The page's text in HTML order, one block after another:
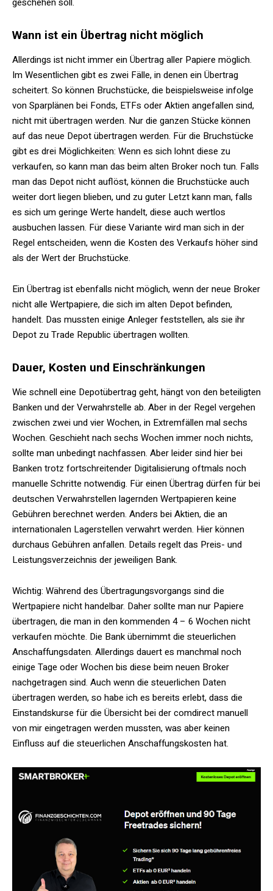
Wann ist ein Übertrag nicht möglich
Allerdings ist nicht immer ein Übertrag aller Papiere möglich.
Im Wesentlichen gibt es zwei Fälle, in denen ein Übertrag
scheitert. So können Bruchstücke, die beispielsweise infolge
von Sparplänen bei Fonds, ETFs oder Aktien angefallen sind,
nicht mit übertragen werden. Nur die ganzen Stücke können
auf das neue Depot übertragen werden. Für die Bruchstücke
gibt es drei Möglichkeiten: Wenn es sich lohnt diese zu
verkaufen, so kann man das beim alten Broker noch tun. Falls
man das Depot nicht auflöst, können die Bruchstücke auch
weiter dort liegen blieben, und zu guter Letzt kann man, falls
es sich um geringe Werte handelt, diese auch wertlos
ausbuchen lassen. Für diese Variante wird man sich in der
Regel entscheiden, wenn die Kosten des Verkaufs höher sind
als der Wert der Bruchstücke.
Ein Übertrag ist ebenfalls nicht möglich, wenn der neue Broker
nicht alle Wertpapiere, die sich im alten Depot befinden,
handelt. Das mussten einige Anleger feststellen, als sie ihr
Depot zu Trade Republic übertragen wollten.
Dauer, Kosten und Einschränkungen
Wie schnell eine Depotübertrag geht, hängt von den beteiligten
Banken und der Verwahrstelle ab. Aber in der Regel vergehen
zwischen zwei und vier Wochen, in Extremfällen mal sechs
Wochen. Geschieht nach sechs Wochen immer noch nichts,
sollte man unbedingt nachfassen. Aber leider sind hier bei
Banken trotz fortschreitender Digitalisierung oftmals noch
manuelle Schritte notwendig. Für einen Übertrag dürfen für bei
deutschen Verwahrstellen lagernden Wertpapieren keine
Gebühren berechnet werden. Anders bei Aktien, die an
internationalen Lagerstellen verwahrt werden. Hier können
durchaus Gebühren anfallen. Details regelt das Preis- und
Leistungsverzeichnis der jeweiligen Bank.
Wichtig: Während des Übertragungsvorgangs sind die
Wertpapiere nicht handelbar. Daher sollte man nur Papiere
übertragen, die man in den kommenden 4 – 6 Wochen nicht
verkaufen möchte. Die Bank übernimmt die steuerlichen
Anschaffungsdaten. Allerdings dauert es manchmal noch
einige Tage oder Wochen bis diese beim neuen Broker
nachgetragen sind. Auch wenn die steuerlichen Daten
übertragen werden, so habe ich es bereits erlebt, dass die
Einstandskurse für die Übersicht bei der comdirect manuell
von mir eingetragen werden mussten, was aber keinen
Einfluss auf die steuerlichen Anschaffungskosten hat.